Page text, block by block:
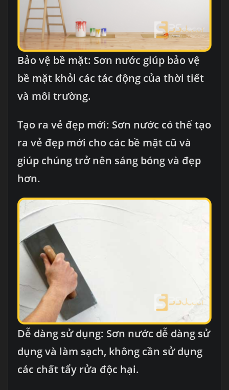
Bảo vệ bề mặt: Sơn nước giúp bảo vệ
bề mặt khỏi các tác động của thời tiết
và môi trường.
Tạo ra vẻ đẹp mới: Sơn nước có thể tạo
ra vẻ đẹp mới cho các bề mặt cũ và
giúp chúng trở nên sáng bóng và đẹp
hơn.
Dễ dàng sử dụng: Sơn nước dễ dàng sử
dụng và làm sạch, không cần sử dụng
các chất tẩy rửa độc hại.